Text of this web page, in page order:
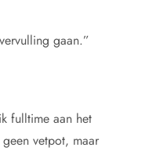
gaan.”
fulltime aan het
vetpot, maar